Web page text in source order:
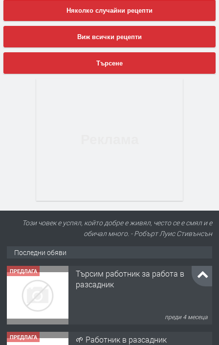
Няколко случайни рецепти
Виж всички рецепти
Търсене
Този човек е успял, който добре е живял, често се е смял и е
обичал много. - Робърт Луис Стивънсън
Последни обяви
ПРЕДЛАГА
Търсим работник за работа в
разсадник
преди 4 месеца
ПРЕДЛАГА 🌱 Работник в разсадник